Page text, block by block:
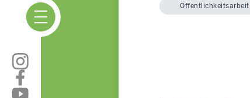
Öffentlichkeitsarbeit